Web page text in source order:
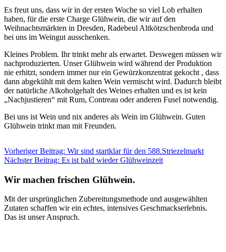
Es freut uns, dass wir in der ersten Woche so viel Lob erhalten
haben, für die erste Charge Glühwein, die wir auf den
Weihnachtsmärkten in Dresden, Radebeul Altkötzschenbroda und
bei uns im Weingut ausschenken.
Kleines Problem. Ihr trinkt mehr als erwartet. Deswegen müssen wir
nachproduzierten. Unser Glühwein wird während der Produktion
nie erhitzt, sondern immer nur ein Gewürzkonzentrat gekocht , dass
dann abgekühlt mit dem kalten Wein vermischt wird. Dadurch bleibt
der natürliche Alkoholgehalt des Weines erhalten und es ist kein
„Nachjustieren“ mit Rum, Contreau oder anderen Fusel notwendig.
Bei uns ist Wein und nix anderes als Wein im Glühwein. Guten
Glühwein trinkt man mit Freunden.
Beitragsnavigation
Vorheriger Beitrag: Wir sind startklar für den 588.Striezelmarkt
Nächster Beitrag: Es ist bald wieder Glühweinzeit
Wir machen frischen Glühwein.
Mit der ursprünglichen Zubereitungsmethode und ausgewählten
Zutaten schaffen wir ein echtes, intensives Geschmackserlebnis.
Das ist unser Anspruch.